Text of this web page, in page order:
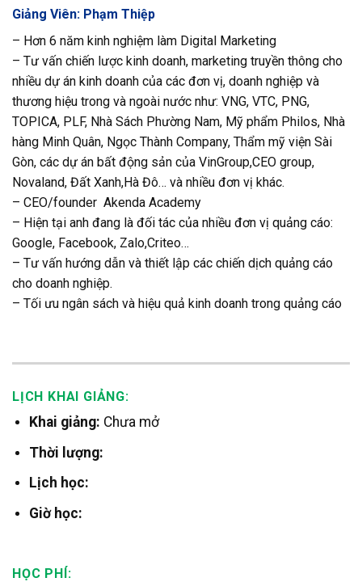
Giảng Viên: Phạm Thiệp
– Hơn 6 năm kinh nghiệm làm Digital Marketing
– Tư vấn chiến lược kinh doanh, marketing truyền thông cho
nhiều dự án kinh doanh của các đơn vị, doanh nghiệp và
thương hiệu trong và ngoài nước như: VNG, VTC, PNG,
TOPICA, PLF, Nhà Sách Phường Nam, Mỹ phẩm Philos, Nhà
hàng Minh Quân, Ngọc Thành Company, Thẩm mỹ viện Sài
Gòn, các dự án bất động sản của VinGroup,CEO group,
Novaland, Đất Xanh,Hà Đô… và nhiều đơn vị khác.
– CEO/founder Akenda Academy
– Hiện tại anh đang là đối tác của nhiều đơn vị quảng cáo:
Google, Facebook, Zalo,Criteo…
– Tư vấn hướng dẫn và thiết lập các chiến dịch quảng cáo
cho doanh nghiệp.
– Tối ưu ngân sách và hiệu quả kinh doanh trong quảng cáo
LỊCH KHAI GIẢNG:
Khai giảng: Chưa mở
Thời lượng:
Lịch học:
Giờ học:
HỌC PHÍ: